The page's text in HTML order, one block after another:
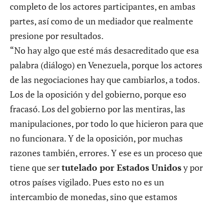
completo de los actores participantes, en ambas
partes, así como de un mediador que realmente
presione por resultados.
“No hay algo que esté más desacreditado que esa
palabra (diálogo) en Venezuela, porque los actores
de las negociaciones hay que cambiarlos, a todos.
Los de la oposición y del gobierno, porque eso
fracasó. Los del gobierno por las mentiras, las
manipulaciones, por todo lo que hicieron para que
no funcionara. Y de la oposición, por muchas
razones también, errores. Y ese es un proceso que
tiene que sertutelado por Estados Unidosy por
otros países vigilado. Pues esto no es un
intercambio de monedas, sino que estamos